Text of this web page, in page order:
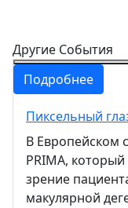
Другие События
Подробнее
Пиксельный
В Европейском
PRIMA,
зрение
макулярной